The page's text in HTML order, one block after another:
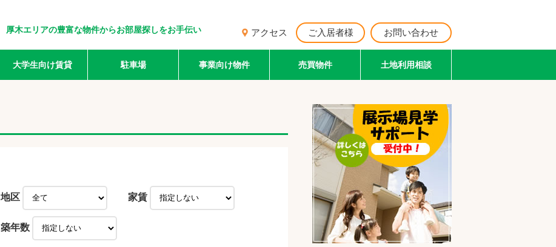
厚木エリアの豊富な物件からお部屋探しをお手伝い
大学生向け賃貸 駐車場 事業向け物件 売買物件 土地利用相談
アクセス ご入居者様 お問い合わせ
地区 家賃
築年数